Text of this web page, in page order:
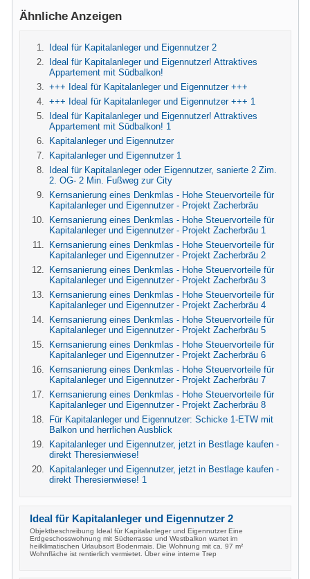
Ähnliche Anzeigen
Ideal für Kapitalanleger und Eigennutzer 2
Ideal für Kapitalanleger und Eigennutzer! Attraktives
Appartement mit Südbalkon!
+++ Ideal für Kapitalanleger und Eigennutzer +++
+++ Ideal für Kapitalanleger und Eigennutzer +++ 1
Ideal für Kapitalanleger und Eigennutzer! Attraktives
Appartement mit Südbalkon! 1
Kapitalanleger und Eigennutzer
Kapitalanleger und Eigennutzer 1
Ideal für Kapitalanleger oder Eigennutzer, sanierte 2 Zim.
2. OG- 2 Min. Fußweg zur City
Kernsanierung eines Denkmlas - Hohe Steuervorteile für
Kapitalanleger und Eigennutzer - Projekt Zacherbräu
Kernsanierung eines Denkmlas - Hohe Steuervorteile für
Kapitalanleger und Eigennutzer - Projekt Zacherbräu 1
Kernsanierung eines Denkmlas - Hohe Steuervorteile für
Kapitalanleger und Eigennutzer - Projekt Zacherbräu 2
Kernsanierung eines Denkmlas - Hohe Steuervorteile für
Kapitalanleger und Eigennutzer - Projekt Zacherbräu 3
Kernsanierung eines Denkmlas - Hohe Steuervorteile für
Kapitalanleger und Eigennutzer - Projekt Zacherbräu 4
Kernsanierung eines Denkmlas - Hohe Steuervorteile für
Kapitalanleger und Eigennutzer - Projekt Zacherbräu 5
Kernsanierung eines Denkmlas - Hohe Steuervorteile für
Kapitalanleger und Eigennutzer - Projekt Zacherbräu 6
Kernsanierung eines Denkmlas - Hohe Steuervorteile für
Kapitalanleger und Eigennutzer - Projekt Zacherbräu 7
Kernsanierung eines Denkmlas - Hohe Steuervorteile für
Kapitalanleger und Eigennutzer - Projekt Zacherbräu 8
Für Kapitalanleger und Eigennutzer: Schicke 1-ETW mit
Balkon und herrlichen Ausblick
Kapitalanleger und Eigennutzer, jetzt in Bestlage kaufen -
direkt Theresienwiese!
Kapitalanleger und Eigennutzer, jetzt in Bestlage kaufen -
direkt Theresienwiese! 1
Ideal für Kapitalanleger und Eigennutzer 2
Objektbeschreibung Ideal für Kapitalanleger und Eigennutzer Eine
Erdgeschosswohnung mit Südterrasse und Westbalkon wartet im
heilklimatischen Urlaubsort Bodenmais. Die Wohnung mit ca. 97 m²
Wohnfläche ist rentierlich vermietet. Über eine interne Trep